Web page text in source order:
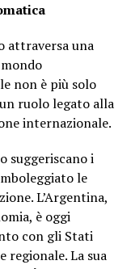
attraversa una
non è più solo
ruolo legato alla
internazionale.
suggeriscano i
le
L’Argentina,
è oggi
con gli Stati
regionale. La sua